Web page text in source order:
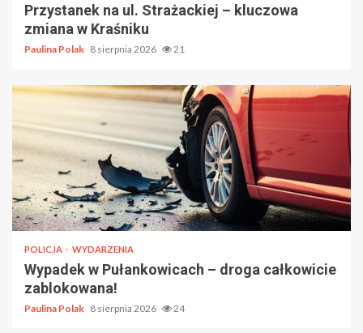
Przystanek na ul. Strażackiej – kluczowa
zmiana w Kraśniku
Paulina Polak 8 sierpnia 2026 21
POLICJA WYDARZENIA
Wypadek w Pułankowicach – droga całkowicie
zablokowana!
Paulina Polak 8 sierpnia 2026 24